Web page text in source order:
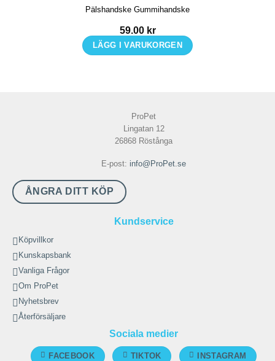
Pälshandske Gummihandske
59.00 kr
LÄGG I VARUKORGEN
ProPet
Lingatan 12
26868 Röstånga
E-post: info@ProPet.se
ÅNGRA DITT KÖP
Kundservice
Köpvillkor
Kunskapsbank
Vanliga Frågor
Om ProPet
Nyhetsbrev
Återförsäljare
Sociala medier
FACEBOOK TIKTOK INSTAGRAM